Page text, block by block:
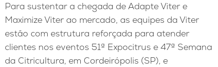
Para sustentar a chegada de Adapte Viter e
Maximize Viter ao mercado, as equipes da Viter
estão com estrutura reforçada para atender
clientes nos eventos 51ª Expocitrus e 47ª Semana
da Citricultura, em Cordeirópolis (SP), e